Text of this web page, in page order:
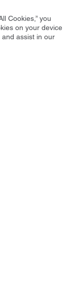
Cookies,” you
on your device
assist in our